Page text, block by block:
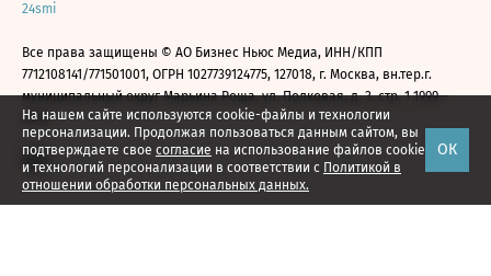
На нашем сайте используются cookie-файлы и технологии
персонализации. Продолжая пользоваться данным сайтом, вы
подтверждаете свое согласие на использование файлов cookie
и технологий персонализации в соответствии с Политикой в
отношении обработки персональных данных.
ОК
24smi
Все права защищены © АО Бизнес Ньюс Медиа, ИНН/КПП
7712108141/771501001, ОГРН 1027739124775, 127018, г. Москва, вн.тер.г.
муниципальный округ Марьина Роща, ул. Полковая, д. 3, стр. 1 1999—
2026